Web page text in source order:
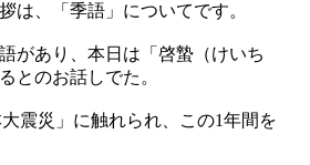
は、「季語」についてです。
があり、本日は「啓蟄（けいち
とのお話しでた。
震災」に触れられ、この1年間を